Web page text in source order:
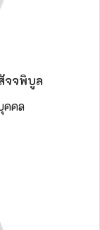
จจพิบูล
คคล